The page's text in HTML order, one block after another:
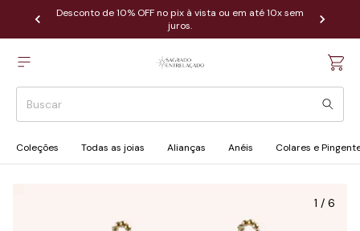
Desconto de 10% OFF no pix à vista ou em até 10x sem
juros.
Coleções Todas as joias Alianças Anéis Colares e
1 / 6